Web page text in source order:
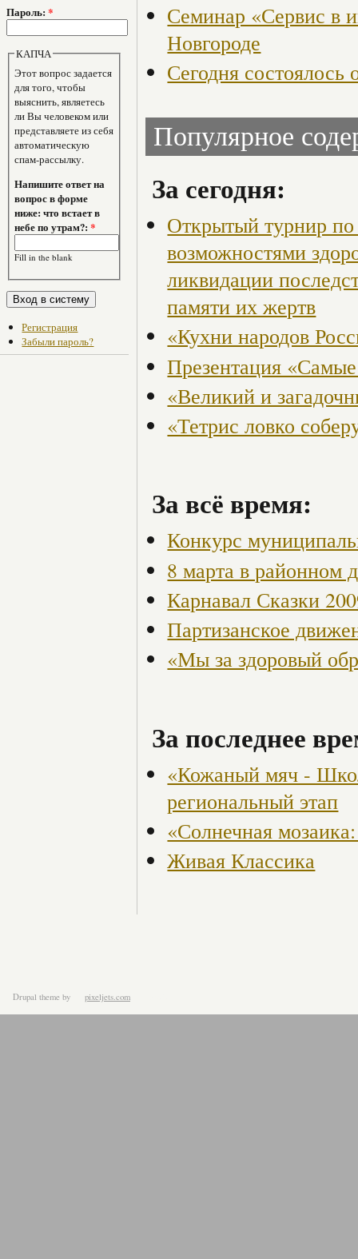
Пароль: *
КАПЧА
Этот вопрос задается
для того, чтобы
выяснить, являетесь
ли Вы человеком или
представляете из себя
автоматическую
спам-рассылку.
Напишите ответ на
вопрос в форме
ниже: что встает в
небе по утрам?:*
Fill in the blank
Регистрация
Забыли пароль?
Семинар «Сервис в
Новгороде
Сегодня состоялось
Популярное
За сегодня:
Открытый турнир
возможностями
ликвидации
памяти их жертв
«Кухни народов
Презентация
«Великий и
«Тетрис ловко
За всё время:
Конкурс
8 марта в районном
Карнавал Сказки
Партизанское
«Мы за здоровый
За последнее
«Кожаный мяч -
региональный этап
«Солнечная
Живая Классика
Drupal theme by pixeljets.com